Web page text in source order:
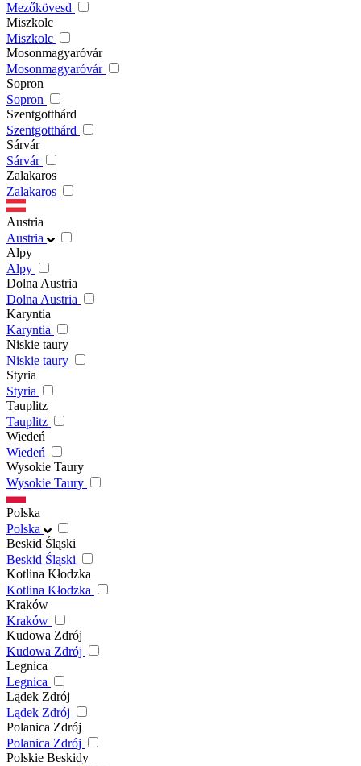
Mezőkövesd
Miszkolc
Miszkolc
Mosonmagyaróvár
Mosonmagyaróvár
Sopron
Sopron
Szentgotthárd
Szentgotthárd
Sárvár
Sárvár
Zalakaros
Zalakaros
Austria
Austria
Alpy
Alpy
Dolna Austria
Dolna Austria
Karyntia
Karyntia
Niskie taury
Niskie taury
Styria
Styria
Tauplitz
Tauplitz
Wiedeń
Wiedeń
Wysokie Taury
Wysokie Taury
Polska
Polska
Beskid Śląski
Beskid Śląski
Kotlina Kłodzka
Kotlina Kłodzka
Kraków
Kraków
Kudowa Zdrój
Kudowa Zdrój
Legnica
Legnica
Lądek Zdrój
Lądek Zdrój
Polanica Zdrój
Polanica Zdrój
Polskie Beskidy